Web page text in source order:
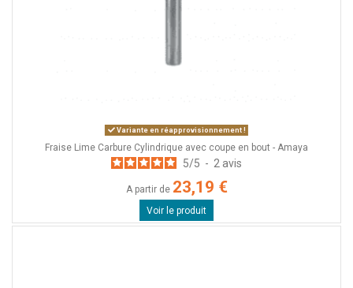
Variante en réapprovisionnement !
Fraise Lime Carbure Cylindrique avec coupe en bout - Amaya
5/5 - 2 avis
A partir de 23,19 €
Voir le produit